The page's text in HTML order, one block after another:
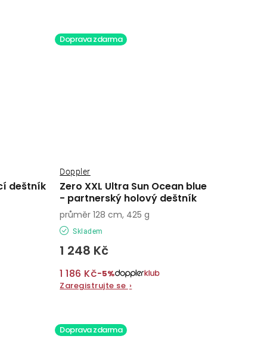
deštník
Doprava zdarma
Zero XXL Ultra Sun Ocean blue
- partnerský holový deštník
Doppler
Skladem
1 248 Kč
1 186 Kč−5%
Zaregistrujte se ›
průměr 128 cm, 425 g
Doprava zdarma